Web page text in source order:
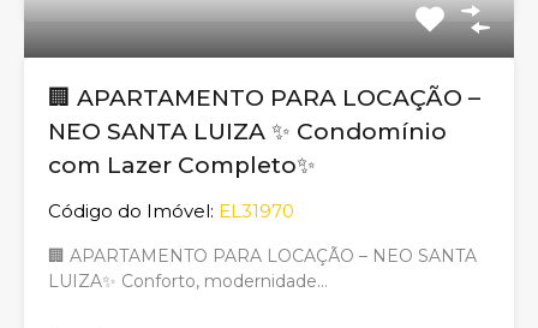
🏢 APARTAMENTO PARA LOCAÇÃO –
NEO SANTA LUIZA ✨ Condomínio
com Lazer Completo✨
Código do Imóvel: EL31970
🏢 APARTAMENTO PARA LOCAÇÃO – NEO SANTA
LUIZA✨ Conforto, modernidade…